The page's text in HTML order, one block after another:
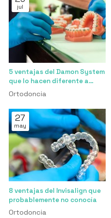
jul
5 ventajas del Damon System
que lo hacen diferente a
cualquier otro bracket
Ortodoncia
27
may
8 ventajas del Invisalign que
probablemente no conocía
Ortodoncia